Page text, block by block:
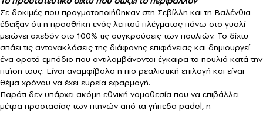
Σε δοκιμές που πραγματοποιήθηκαν στη Σεβίλλη και τη Βαλένθια
έδειξαν ότι η προσθήκη ενός λεπτού πλέγματος πάνω στο γυαλί
μειώνει σχεδόν στο 100% τις συγκρούσεις των πουλιών. Το δίχτυ
σπάει τις αντανακλάσεις της διάφανης επιφάνειας και δημιουργεί
ένα ορατό εμπόδιο που αντιλαμβάνονται έγκαιρα τα πουλιά κατά την
πτήση τους. Είναι αναμφίβολα η πιο ρεαλιστική επιλογή και είναι
θέμα χρόνου να έχει ευρεία εφαρμογή.
Παρότι δεν υπάρχει ακόμη εθνική νομοθεσία που να επιβάλλει
μέτρα προστασίας των πτηνών από τα γήπεδα padel, η